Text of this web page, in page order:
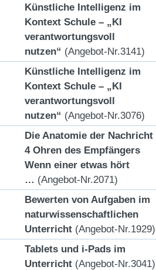
Künstliche Intelligenz im
Kontext Schule – „KI
verantwortungsvoll
nutzen“ (Angebot-Nr.3141)
Künstliche Intelligenz im
Kontext Schule – „KI
verantwortungsvoll
nutzen“ (Angebot-Nr.3076)
Die Anatomie der Nachricht
4 Ohren des Empfängers
Wenn einer etwas hört
… (Angebot-Nr.2071)
Bewerten von Aufgaben im
naturwissenschaftlichen
Unterricht (Angebot-Nr.1929)
Tablets und i-Pads im
Unterricht (Angebot-Nr.3041)